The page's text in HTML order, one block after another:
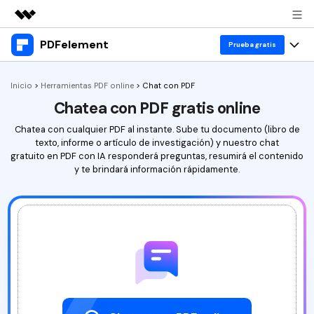
Productos destacados
Utilidades
Empresas
Soluciones
Quiénes somos
Sala de prensa
Soporte
PDFelement Prueba gratis
Escritorio
PDFelement para Windows
PDFelement para Mac
Aplicación móvil
PDFelement para Android
PDF online
Herramientas
Editar PDF
Editar PDF
Anotar PDF
Comprimir PDF
Compresor de PDF
Convertir
Convertir a PDF
Inicio > Herramientas PDF online > Chat con PDF
Chatea con PDF gratis online
Chatea con cualquier PDF al instante. Sube tu documento (libro de
texto, informe o artículo de investigación) y nuestro chat
gratuito en PDF con IA responderá preguntas, resumirá el contenido
y te brindará información rápidamente.